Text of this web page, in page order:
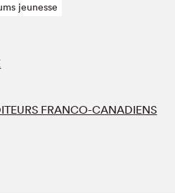
jeunesse
FRANCO-CANADIENS